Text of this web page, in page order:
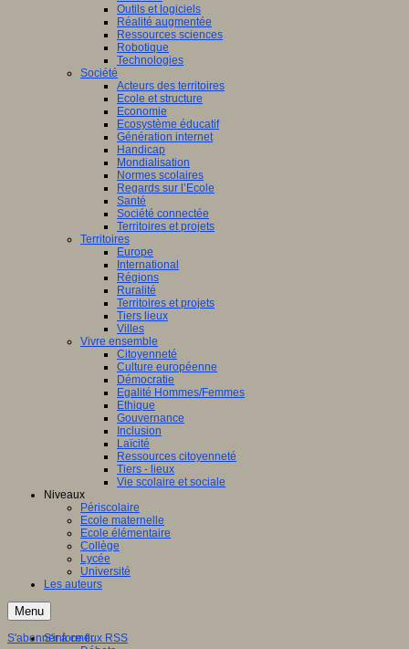
Outils et logiciels
Réalité augmentée
Ressources sciences
Robotique
Technologies
Société
Acteurs des territoires
Ecole et structure
Economie
Ecosystème éducatif
Génération internet
Handicap
Mondialisation
Normes scolaires
Regards sur l’Ecole
Santé
Société connectée
Territoires et projets
Territoires
Europe
International
Régions
Ruralité
Territoires et projets
Tiers lieux
Villes
Vivre ensemble
Citoyenneté
Culture européenne
Démocratie
Egalité Hommes/Femmes
Ethique
Gouvernance
Inclusion
Laïcité
Ressources citoyenneté
Tiers - lieux
Vie scolaire et sociale
Niveaux
Périscolaire
Ecole maternelle
Ecole élémentaire
Collège
Lycée
Université
Les auteurs
Menu
S'informer
S'abonner à ce flux RSS